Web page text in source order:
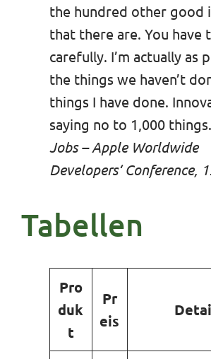
the hundred other good
that there are. You have
carefully. I’m actually as
the things we haven’t
things I have done.
saying no to 1,000 things.
Jobs – Apple Worldwide
Developers‘ Conference,
Tabellen
Pro
duk
t
Pr
eis